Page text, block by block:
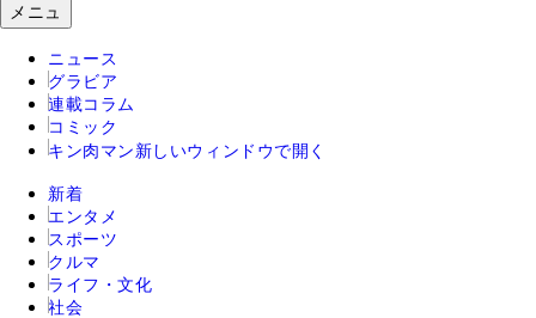
メニュ
ニュース
グラビア
連載コラム
コミック
キン肉マン 新しいウィンドウで開く
新着
エンタメ
スポーツ
クルマ
ライフ・文化
社会